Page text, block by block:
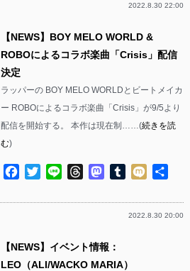
2022.8.30 22:00
【NEWS】BOY MELO WORLD &
ROBOによるコラボ楽曲「Crisis」配信
決定
ラッパーの BOY MELO WORLDとビートメイカ
ー ROBOによるコラボ楽曲「Crisis」が9/5より
配信を開始する。 本作は現在制……(続きを読
む)
Facebook
TwitterLine ThreadsMastodon
Tumblr
Mixi
2022.8.30 20:00
【NEWS】イベント情報：
LEO（ALI/WACKO MARIA）